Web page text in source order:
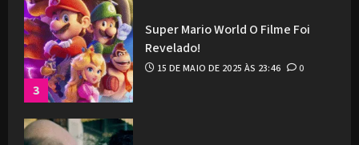
3
Super Mario World O Filme Foi
Revelado!
15 DE MAIO DE 2025 ÀS 23:46 0